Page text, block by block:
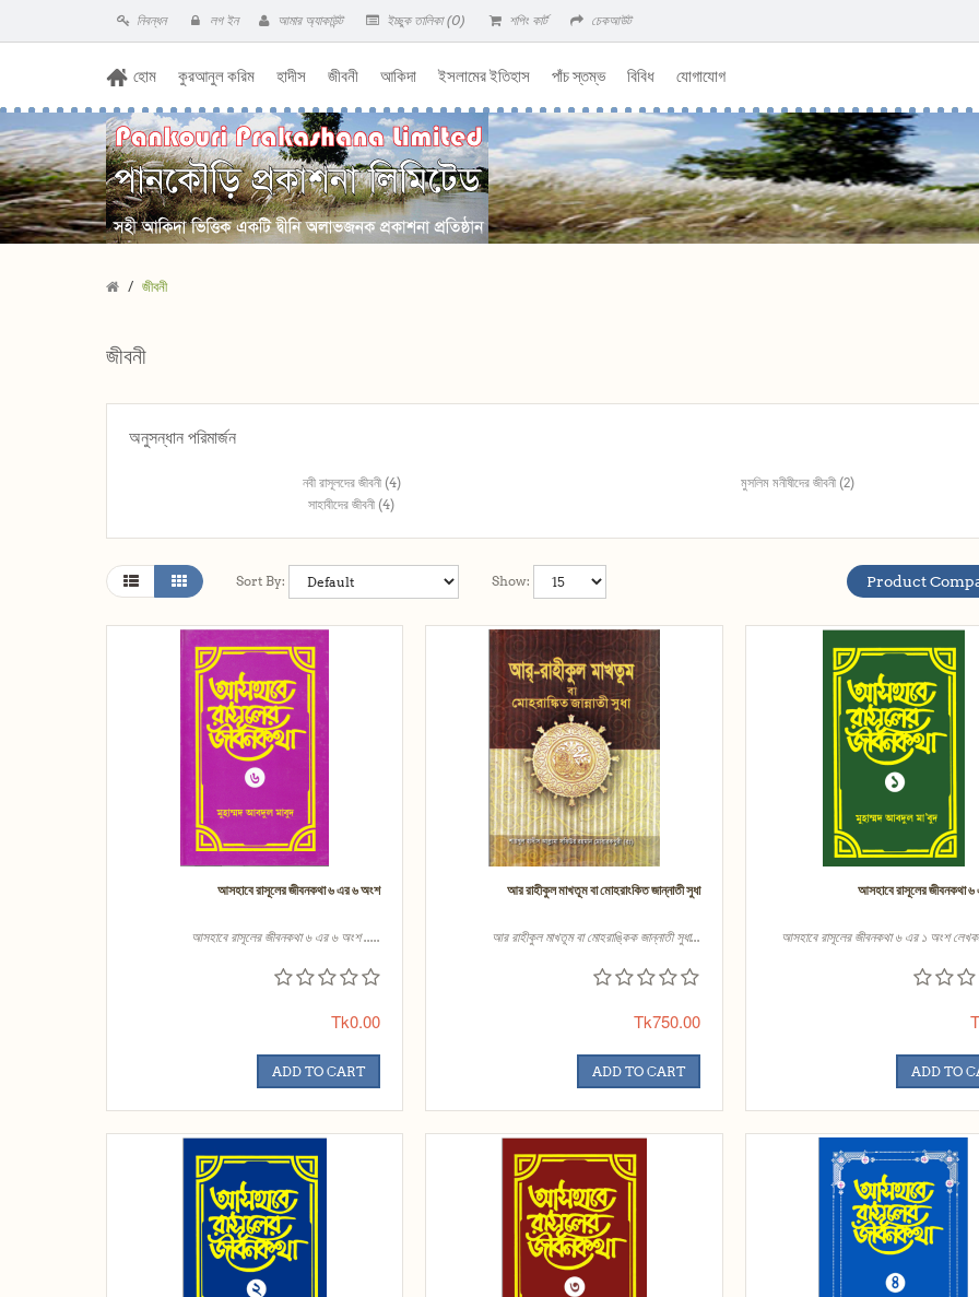
নিবন্ধন লগ ইন আমার অ্যাকাউন্ট ইচ্ছুক তালিকা (0) শপিং কার্ট চেকআউট
হোম কুরআনুল করিম হাদীস জীবনী আকিদা ইসলামের ইতিহাস পাঁচ স্তম্ভ বিবিধ যোগাযোগ
জীবনী
জীবনী
অনুসন্ধান পরিমার্জন
নবী রাসূলদের জীবনী (4)
মুসলিম মনীষীদের জীবনী (2)
সাহাবীদের জীবনী (4)
Sort By: Show: Product
আসহাবে রাসূলের জীবনকথা ৬ এর ৬ অংশ
আসহাবে রাসূলের জীবনকথা ৬ এর ৬ অংশ .....
Tk0.00
ADD TO CART
আর রাহীকুল মাখতূম বা মোহরাংকিত জান্নাতী সুধা
আর রাহীকুল মাখতূম বা মোহরাঙ্কিক জান্নাতী সুধা...
Tk750.00
ADD TO CART
আসহাবে রাসূলের জীবনকথা
আসহাবে রাসূলের জীবনকথা ৬ এর ১ অংশ
ADD TO